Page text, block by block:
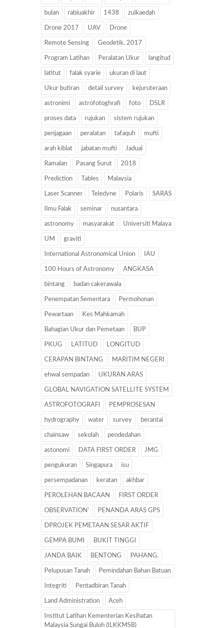
bulan rabiuakhir 1438 zulkaedah
Drone 2017 UAV Drone
Remote Sensing Geodetik. 2017
Program Latihan Peralatan Ukur langitud
latitut falak syarie ukuran di laut
Ukur butiran detail survey kejuruteraan
astronimi astrofotoghrafi foto DSLR
proses data rujukan sistem rujukan
penjagaan peralatan tafaquh mufti
arah kiblat jabatan mufti Jadual
Ramalan Pasang Surut 2018
Prediction Tables Malaysia
Laser Scanner Teledyne Polaris SARAS
Ilmu Falak seminar nusantara
astronomy masyarakat Universiti Malaya
UM graviti
International Astronomical Union IAU
100 Hours of Astronomy ANGKASA
bintang badan cakerawala
Penempatan Sementara Permohonan
Pewartaan Kes Mahkamah
Bahagian Ukur dan Pemetaan BUP
PKUG LATITUD LONGITUD
CERAPAN BINTANG MARITIM NEGERI
ehwal sempadan UKURAN ARAS
GLOBAL NAVIGATION SATELLITE SYSTEM
ASTROFOTOGRAFI PEMPROSESAN
hydrography water survey berantai
chainsaw sekolah pendedahan
astonomi DATA FIRST ORDER JMG
pengukuran Singapura isu
persempadanan keratan akhbar
PEROLEHAN BACAAN FIRST ORDER
OBSERVATION’ PENANDA ARAS GPS
DPROJEK PEMETAAN SESAR AKTIF
GEMPA BUMI BUKIT TINGGI
JANDA BAIK BENTONG PAHANG.
Pelupusan Tanah Pemindahan Bahan Batuan
Integriti Pentadbiran Tanah
Land Administration Aceh
Institut Latihan Kementerian Kesihatan
Malaysia Sungai Buloh (ILKKMSB)